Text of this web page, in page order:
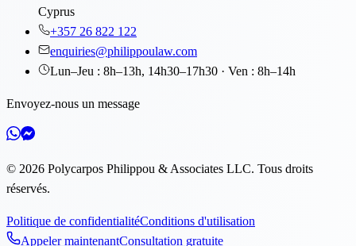
Cyprus
+357 26 822 122
enquiries@philippoulaw.com
Lun–Jeu : 8h–13h, 14h30–17h30 · Ven : 8h–14h
Envoyez-nous un message
© 2026 Polycarpos Philippou & Associates LLC. Tous droits
réservés.
Politique de confidentialitéConditions d'utilisation
Appeler maintenantConsultation gratuite